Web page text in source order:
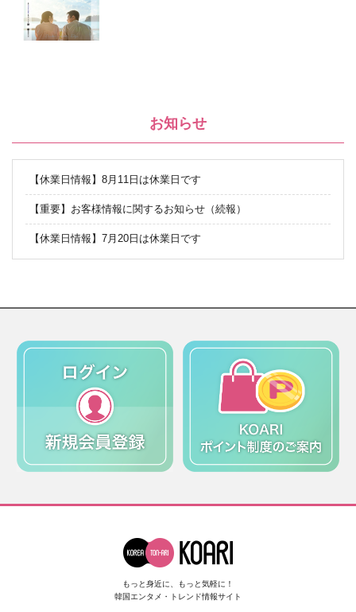
お知らせ
【休業日情報】8月11日は休業日です
【重要】お客様情報に関するお知らせ（続報）
【休業日情報】7月20日は休業日です
もっと身近に、もっと気軽に！
韓国エンタメ・トレンド情報サイト